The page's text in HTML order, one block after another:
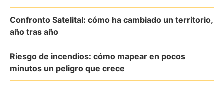
Confronto Satelital: cómo ha cambiado un territorio,
año tras año
Riesgo de incendios: cómo mapear en pocos
minutos un peligro que crece